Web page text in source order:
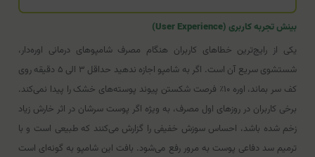
بینش تجربه کاربری (User Experience)
یکی از رایج‌ترین خطاهای کاربران هنگام مصرف شامپوهای درمانی اوره‌دار،
شستشوی سریع آن است. اگر به شامپو اجازه ندهید حداقل ۳ الی ۵ دقیقه روی
کف سر بماند، اوره ۱۰٪ فرصت شکستن پیوند پوسته‌های خشک را پیدا نمی‌کند.
برخی کاربران در روزهای اول مصرف، به ویژه اگر پوست سرشان در اثر خارش زیاد
زخم شده باشد، احساس سوزش خفیفی را گزارش می‌کنند که طبیعی است و با
ترمیم سد دفاعی پوست به مرور رفع می‌شود. بافت این شامپو به گونه‌ای است